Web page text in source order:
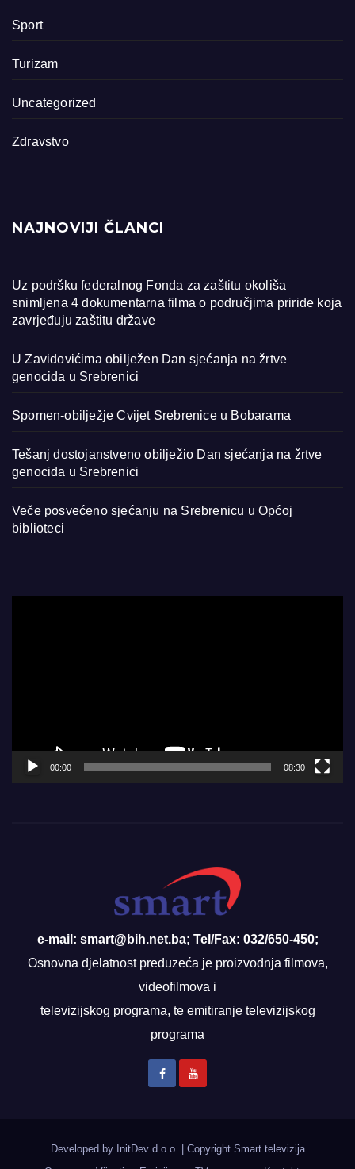
Sport
Turizam
Uncategorized
Zdravstvo
NAJNOVIJI ČLANCI
Uz podršku federalnog Fonda za zaštitu okoliša
snimljena 4 dokumentarna filma o područjima priride koja
zavrjeđuju zaštitu države
U Zavidovićima obilježen Dan sjećanja na žrtve
genocida u Srebrenici
Spomen-obilježje Cvijet Srebrenice u Bobarama
Tešanj dostojanstveno obilježio Dan sjećanja na žrtve
genocida u Srebrenici
Veče posvećeno sjećanju na Srebrenicu u Općoj
biblioteci
00:00 08:30
e-mail: smart@bih.net.ba; Tel/Fax: 032/650-450;
Osnovna djelatnost preduzeća je proizvodnja filmova,
videofilmova i
televizijskog programa, te emitiranje televizijskog
programa
Developed by InitDev d.o.o.
Copyright Smart televizija